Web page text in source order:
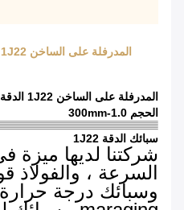
الحجم 1.0-300mm
سبائك الدقة 1J22
شركتنا لديها ميزة
السرعة ، والفولاذ
وسبائك درجة